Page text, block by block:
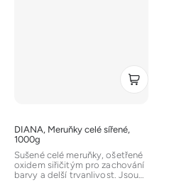
DIANA, Meruňky celé sířené,
1000g
Sušené celé meruňky, ošetřené
oxidem siřičitým pro zachování
barvy a delší trvanlivost. Jsou